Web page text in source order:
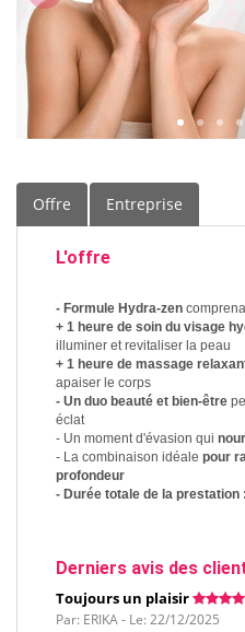
Offre Entreprise
L'offre
- Formule Hydra-zen
+ 1 heure de soin du visage
illuminer et revitaliser la peau
+ 1 heure de massage
apaiser le corps
- Un duo beauté et bien-être
éclat
- Un moment d'évasion qui
- La combinaison idéale pour
profondeur
- Durée totale de la prestation
Derniers avis des
Toujours un plaisir
Par: ERIKA - Le: 22/12/2025